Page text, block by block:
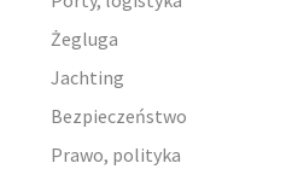
Żegluga
Jachting
Bezpieczeństwo
Prawo, polityka